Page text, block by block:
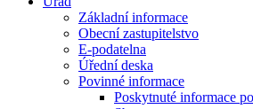
Základní informace
Obecní zastupitelstvo
E-podatelna
Úřední deska
Povinné informace
Poskytnuté informace